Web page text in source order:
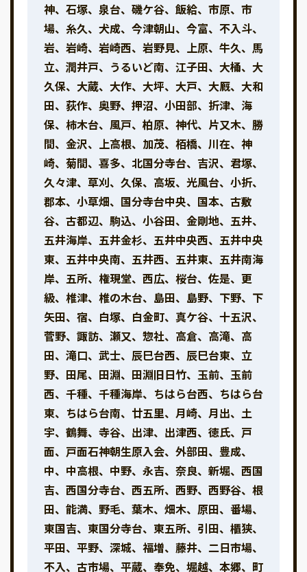
神、石塚、泉台、磯ケ谷、飯給、市原、市
場、糸久、犬成、今津朝山、今富、不入斗、
岩、岩崎、岩崎西、岩野見、上原、牛久、馬
立、潤井戸、うるいど南、江子田、大桶、大
久保、大蔵、大作、大坪、大戸、大厩、大和
田、荻作、奥野、押沼、小田部、折津、海
保、柿木台、風戸、柏原、神代、片又木、勝
間、金沢、上高根、加茂、栢橋、川在、神
崎、菊間、喜多、北国分寺台、吉沢、君塚、
久々津、草刈、久保、高坂、光風台、小折、
郡本、小草畑、国分寺台中央、国本、古敷
谷、古都辺、駒込、小谷田、金剛地、五井、
五井海岸、五井金杉、五井中央西、五井中央
東、五井中央南、五井西、五井東、五井南海
岸、五所、権現堂、西広、桜台、佐是、更
級、椎津、椎の木台、島田、島野、下野、下
矢田、宿、白塚、白金町、真ケ谷、十五沢、
菅野、諏訪、瀬又、惣社、高倉、高滝、高
田、滝口、武士、辰巳台西、辰巳台東、立
野、田尾、田淵、田淵旧日竹、玉前、玉前
西、千種、千種海岸、ちはら台西、ちはら台
東、ちはら台南、廿五里、月崎、月出、土
宇、鶴舞、寺谷、出津、出津西、徳氏、戸
面、戸面石神朝生原入会、外部田、豊成、
中、中高根、中野、永吉、奈良、新堀、西国
吉、西国分寺台、西五所、西野、西野谷、根
田、能満、野毛、葉木、畑木、原田、番場、
東国吉、東国分寺台、東五所、引田、櫃狭、
平田、平野、深城、福増、藤井、二日市場、
不入、古市場、平蔵、奉免、堀越、本郷、町